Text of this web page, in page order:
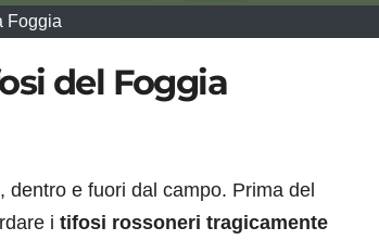
Foggia
del Foggia
e fuori dal campo. Prima del
i tifosi rossoneri tragicamente